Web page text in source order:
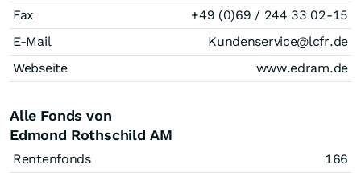
Fax
+49 (0)69 / 244 33 02-15
E-Mail
Kundenservice@lcfr.de
Webseite
www.edram.de
Alle Fonds von
Edmond Rothschild AM
Rentenfonds
166